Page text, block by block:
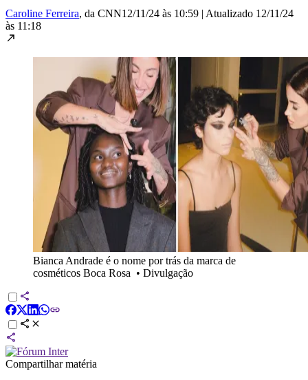
Caroline Ferreira, da CNN12/11/24 às 10:59 | Atualizado 12/11/24
às 11:18
Bianca Andrade é o nome por trás da marca de
cosméticos Boca Rosa • Divulgação
Compartilhar matéria